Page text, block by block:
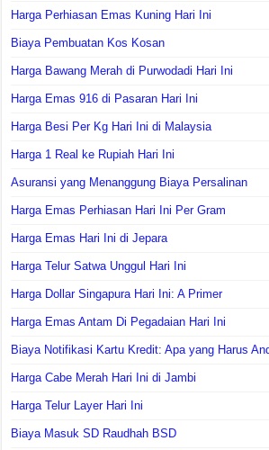
Harga Perhiasan Emas Kuning Hari Ini
Biaya Pembuatan Kos Kosan
Harga Bawang Merah di Purwodadi Hari Ini
Harga Emas 916 di Pasaran Hari Ini
Harga Besi Per Kg Hari Ini di Malaysia
Harga 1 Real ke Rupiah Hari Ini
Asuransi yang Menanggung Biaya Persalinan
Harga Emas Perhiasan Hari Ini Per Gram
Harga Emas Hari Ini di Jepara
Harga Telur Satwa Unggul Hari Ini
Harga Dollar Singapura Hari Ini: A Primer
Harga Emas Antam Di Pegadaian Hari Ini
Biaya Notifikasi Kartu Kredit: Apa yang Harus
Harga Cabe Merah Hari Ini di Jambi
Harga Telur Layer Hari Ini
Biaya Masuk SD Raudhah BSD